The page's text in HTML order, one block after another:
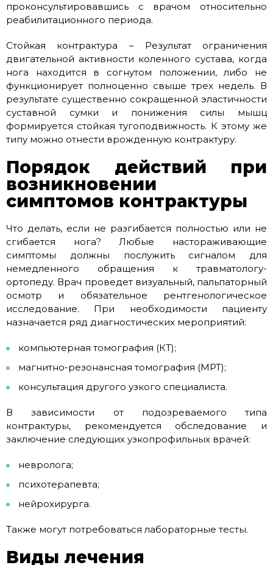
проконсультировавшись с врачом относительно
реабилитационного периода.
Стойкая контрактура – Результат ограничения
двигательной активности коленного сустава, когда
нога находится в согнутом положении, либо не
функционирует полноценно свыше трех недель. В
результате существенно сокращенной эластичности
суставной сумки и понижения силы мышц
формируется стойкая тугоподвижность. К этому же
типу можно отнести врожденную контрактуру.
Порядок действий при
возникновении
симптомов контрактуры
Что делать, если не разгибается полностью или не
сгибается нога? Любые настораживающие
симптомы должны послужить сигналом для
немедленного обращения к травматологу-
ортопеду. Врач проведет визуальный, пальпаторный
осмотр и обязательное рентгенологическое
исследование. При необходимости пациенту
назначается ряд диагностических мероприятий:
компьютерная томография (КТ);
магнитно-резонансная томография (МРТ);
консультация другого узкого специалиста.
В зависимости от подозреваемого типа
контрактуры, рекомендуется обследование и
заключение следующих узкопрофильных врачей:
невролога;
психотерапевта;
нейрохирурга.
Также могут потребоваться лабораторные тесты.
Виды лечения